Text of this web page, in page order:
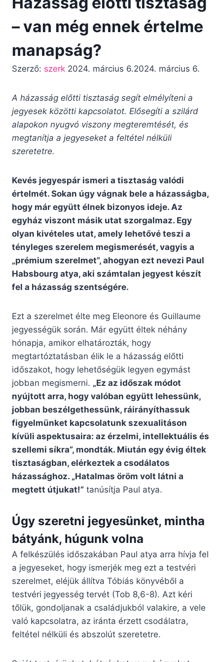
– van még ennek értelme
manapság?
Szerző: szerk 2024. március 6.2024. március 6.
A házasság előtti tisztaság segít elmélyíteni a
jegyesek közötti kapcsolatot. Elősegíti a szilárd
alapokon nyugvó viszony megteremtését, és
megtanítja a jegyeseket a feltétel nélküli
szeretetre.
Kevés jegyespár ismeri a tisztaság valódi
értelmét. Sokan úgy vágnak bele a házasságba,
hogy már együtt élnek bizonyos ideje. Az
egyház viszont másik utat szorgalmaz. Egy
olyan kivételes utat, amely lehetővé teszi a
tényleges szerelem megismerését, vagyis a
„prémium szerelmet”, ahogyan ezt nevezi Paul
Habsbourg atya, aki számtalan jegyest készít
fel a házasság szentségére.
Ezt a szerelmet élte meg Eleonore és Guillaume
jegyességük során. Már együtt éltek néhány
hónapja, amikor elhatározták, hogy
megtartóztatásban élik le a házasság előtti
időszakot, hogy lehetőségük legyen egymást
jobban megismerni. „Ez az időszak módot
nyújtott arra, hogy valóban együtt lehessünk,
jobban beszélgethessünk, ráirányíthassuk
figyelmünket kapcsolatunk szexualitáson
kívüli aspektusaira: az érzelmi, intellektuális és
szellemi síkra”, mondták. Miután egy évig éltek
tisztaságban, elérkeztek a csodálatos
házassághoz. „Hatalmas öröm volt látni a
megtett útjukat!” tanúsítja Paul atya.
Úgy szeretni jegyesünket, mintha
bátyánk, húgunk volna
A felkészülés időszakában Paul atya arra hívja fel
a jegyeseket, hogy ismerjék meg ezt a testvéri
szerelmet, eléjük állítva Tóbiás könyvéből a
testvéri jegyesség tervét (Tob 8,6-8). Azt kéri
tőlük, gondoljanak a családjukból valakire, a vele
való kapcsolatra, az iránta érzett csodálatra,
feltétel nélküli és abszolút szeretetre.